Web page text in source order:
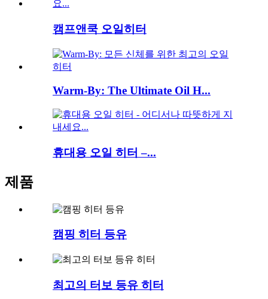
캠프앤쿡 오일히터
Warm-By: The Ultimate Oil H...
휴대용 오일 히터 –...
제품
캠핑 히터 등유
최고의 터보 등유 히터